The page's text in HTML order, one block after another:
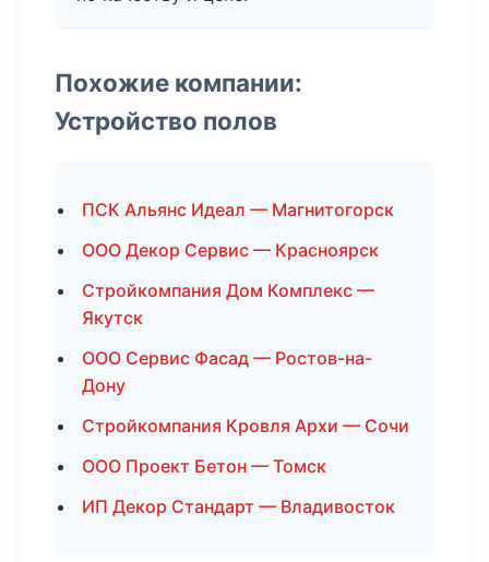
Похожие компании:
Устройство полов
ПСК Альянс Идеал — Магнитогорск
ООО Декор Сервис — Красноярск
Стройкомпания Дом Комплекс —
Якутск
ООО Сервис Фасад — Ростов-на-
Дону
Стройкомпания Кровля Архи — Сочи
ООО Проект Бетон — Томск
ИП Декор Стандарт — Владивосток